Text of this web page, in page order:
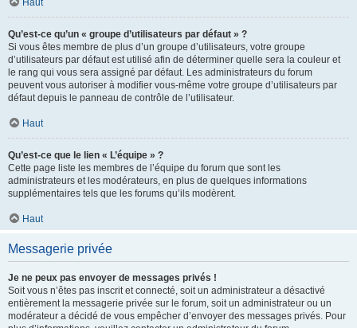
Haut
Qu’est-ce qu’un « groupe d’utilisateurs par défaut » ?
Si vous êtes membre de plus d’un groupe d’utilisateurs, votre groupe
d’utilisateurs par défaut est utilisé afin de déterminer quelle sera la couleur et
le rang qui vous sera assigné par défaut. Les administrateurs du forum
peuvent vous autoriser à modifier vous-même votre groupe d’utilisateurs par
défaut depuis le panneau de contrôle de l’utilisateur.
Haut
Qu’est-ce que le lien « L’équipe » ?
Cette page liste les membres de l’équipe du forum que sont les
administrateurs et les modérateurs, en plus de quelques informations
supplémentaires tels que les forums qu’ils modèrent.
Haut
Messagerie privée
Je ne peux pas envoyer de messages privés !
Soit vous n’êtes pas inscrit et connecté, soit un administrateur a désactivé
entièrement la messagerie privée sur le forum, soit un administrateur ou un
modérateur a décidé de vous empêcher d’envoyer des messages privés. Pour